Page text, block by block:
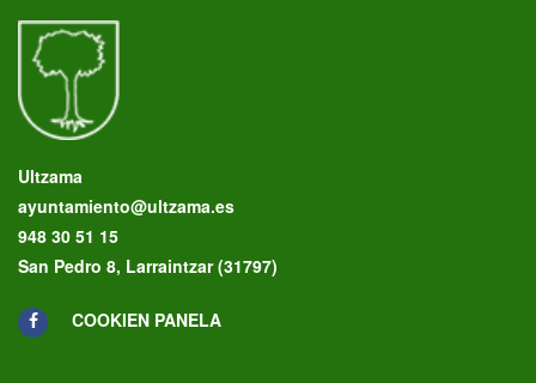
Ultzama
ayuntamiento@ultzama.es
948 30 51 15
San Pedro 8, Larraintzar (31797)
COOKIEN PANELA